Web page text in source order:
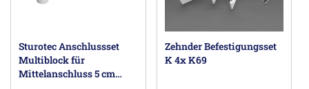
Sturotec Anschlussset
Multiblock für
Mittelanschluss 5 cm
Zehnder Befestigungsset
K 4x K69